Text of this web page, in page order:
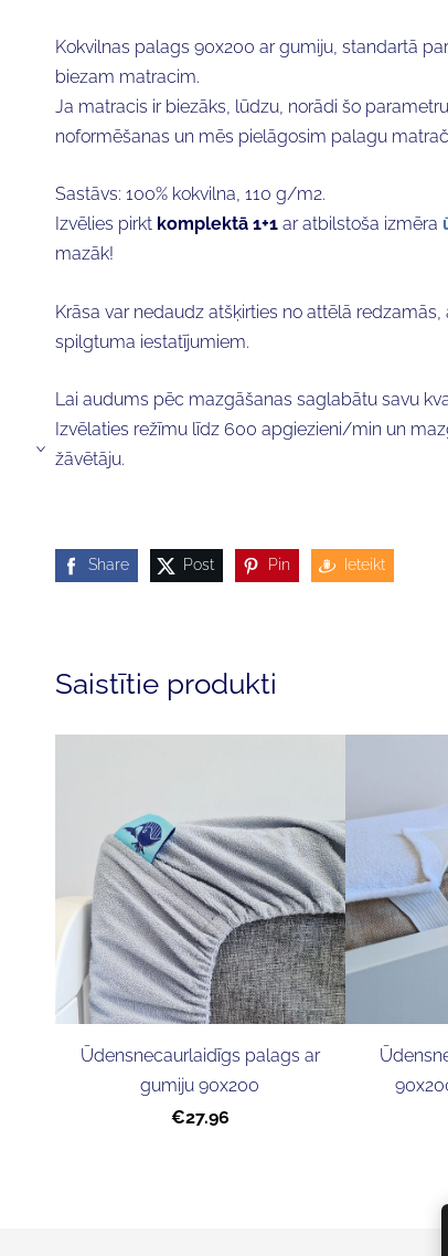
›
Kokvilnas palags 90x200 ar gumiju, standartā
biezam matracim.
Ja matracis ir biezāks, lūdzu, norādi šo
noformēšanas un mēs pielāgosim palagu
Sastāvs: 100% kokvilna, 110 g/m2.
Izvēlies pirkt komplektā 1+1ar atbilstoša izmēra
mazāk!
Krāsa var nedaudz atšķirties no attēlā
spilgtuma iestatījumiem.
Lai audums pēc mazgāšanas saglabātu savu
Izvēlaties režīmu līdz 600 apgiezieni/min un
žāvētāju.
Share Post Pin Ieteikt
Saistītie produkti
Ūdensnecaurlaidīgs palags ar
gumiju 90x200
€27.96